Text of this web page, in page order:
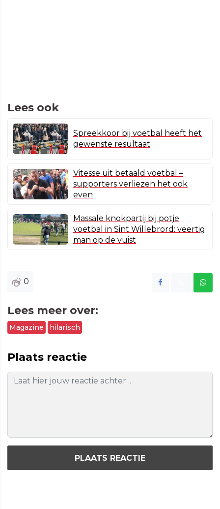
Lees ook
Spreekkoor bij voetbal heeft het
gewenste resultaat
Vitesse uit betaald voetbal –
supporters verliezen het ook
even
Massale knokpartij bij potje
voetbal in Sint Willebrord: veertig
man op de vuist
0
Lees meer over:
Magazine hilarisch
Plaats reactie
PLAATS REACTIE